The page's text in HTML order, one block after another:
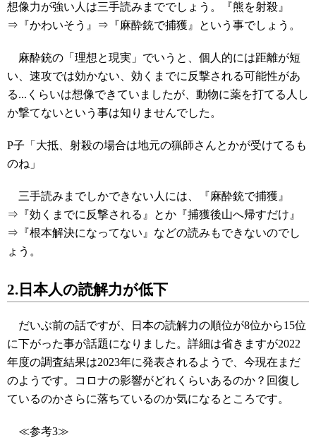
想像力が強い人は三手読みまででしょう。『熊を射殺』
⇒『かわいそう』⇒『麻酔銃で捕獲』という事でしょう。
麻酔銃の「理想と現実」でいうと、個人的には距離が短
い、速攻では効かない、効くまでに反撃される可能性があ
る...くらいは想像できていましたが、動物に薬を打てる人し
か撃てないという事は知りませんでした。
P子「大抵、射殺の場合は地元の猟師さんとかが受けてるも
のね」
三手読みまでしかできない人には、『麻酔銃で捕獲』
⇒『効くまでに反撃される』とか『捕獲後山へ帰すだけ』
⇒『根本解決になってない』などの読みもできないのでし
ょう。
2.日本人の読解力が低下
だいぶ前の話ですが、日本の読解力の順位が8位から15位
に下がった事が話題になりました。詳細は省きますが2022
年度の調査結果は2023年に発表されるようで、今現在まだ
のようです。コロナの影響がどれくらいあるのか？回復し
ているのかさらに落ちているのか気になるところです。
≪参考3≫